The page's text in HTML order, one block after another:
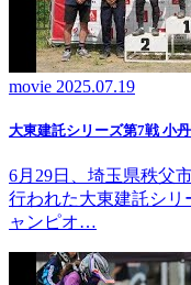
movie 2025.07.19
大東建託シリーズ第7戦 ⼩
6月29日、埼玉県秩父
行われた大東建託シリ
ャンピオ…